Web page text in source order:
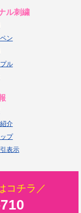
ル刺繍
ン
ル
介
プ
表示
コチラ／